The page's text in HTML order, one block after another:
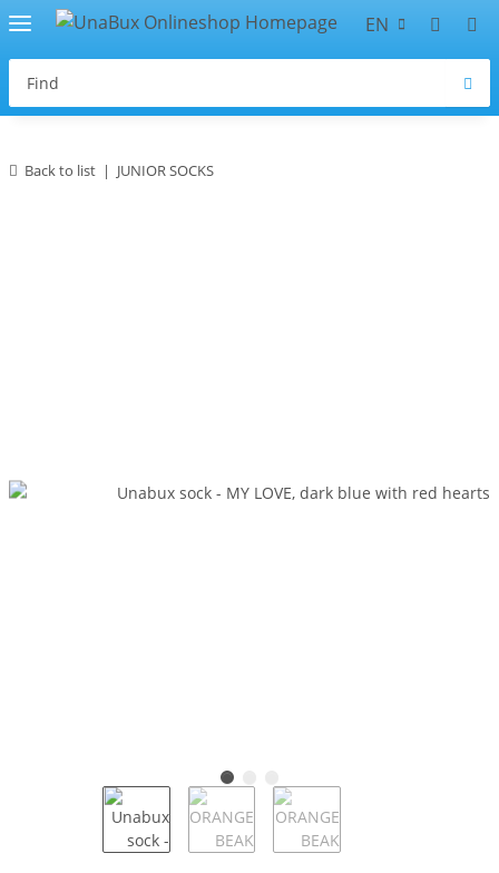
EN
Back to list JUNIOR SOCKS